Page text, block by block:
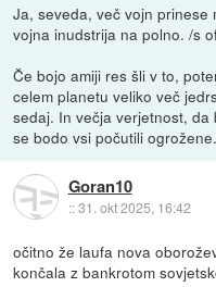
Ja, seveda, več vojn prinese
vojna inudstrija na polno. /s
Če bojo amiji res šli v to,
celem planetu veliko več
sedaj. In večja verjetnost,
se bodo vsi počutili ogrožene.
Goran10
::31. okt 2025, 16:42
očitno že laufa nova
končala z bankrotom